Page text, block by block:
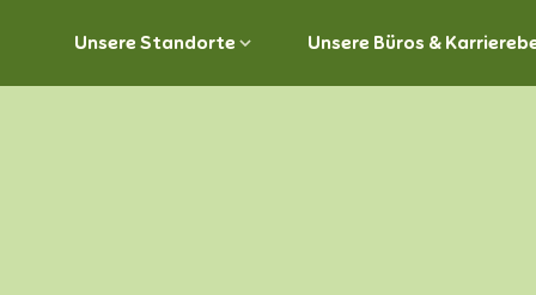
Unsere Standorte Unsere Büros &